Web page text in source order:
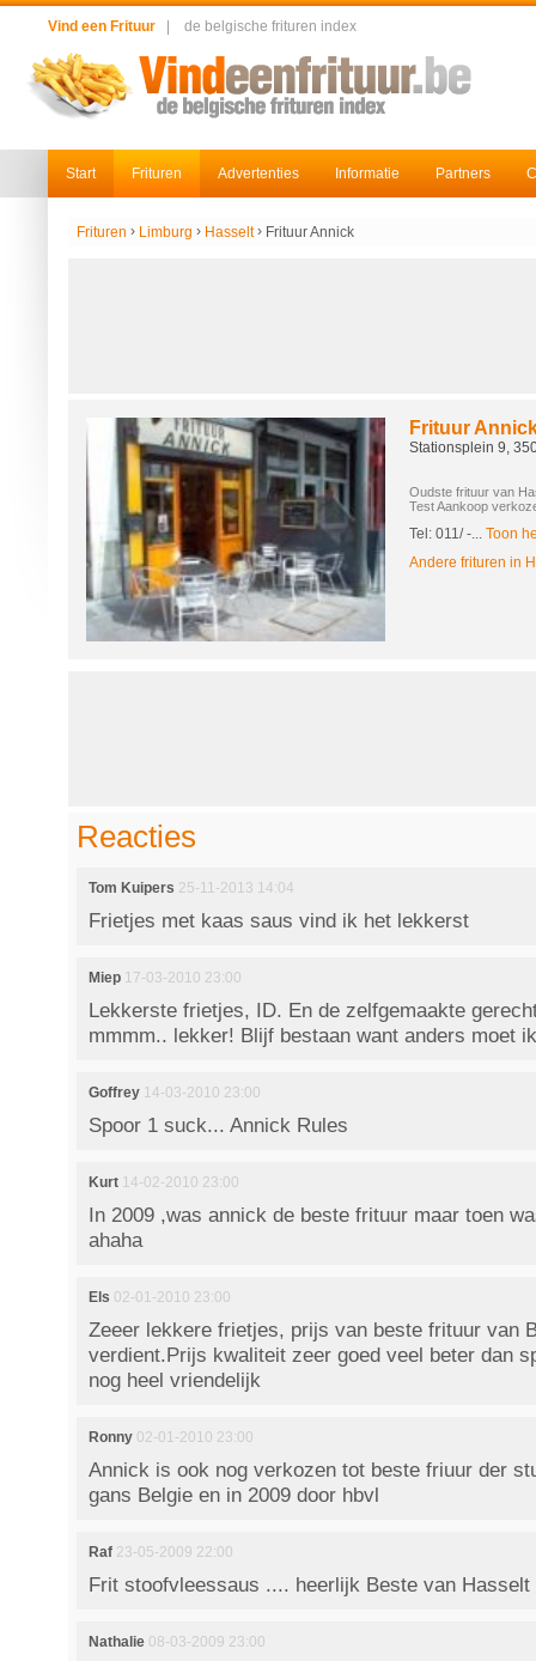
Vind een Frituur de belgische frituren index
Start Frituren Advertenties Informatie Partners
Frituren › Limburg › Hasselt › Frituur Annick
Frituur
Stationsplein 9,
Oudste frituur van
Test Aankoop
Tel: 011/-... Toon
Andere frituren in
Reacties
Tom Kuipers 25-11-2013 14:04
Frietjes met kaas saus vind ik het lekkerst
Miep 17-03-2010 23:00
Lekkerste frietjes, ID. En de zelfgemaakte
mmmm.. lekker! Blijf bestaan want anders moet
Goffrey 14-03-2010 23:00
Spoor 1 suck... Annick Rules
Kurt 14-02-2010 23:00
In 2009 ,was annick de beste frituur maar toen
ahaha
Els 02-01-2010 23:00
Zeeer lekkere frietjes, prijs van beste frituur van
verdient.Prijs kwaliteit zeer goed veel beter dan
nog heel vriendelijk
Ronny 02-01-2010 23:00
Annick is ook nog verkozen tot beste friuur der
gans Belgie en in 2009 door hbvl
Raf 23-05-2009 22:00
Frit stoofvleessaus .... heerlijk Beste van
Nathalie 08-03-2009 23:00